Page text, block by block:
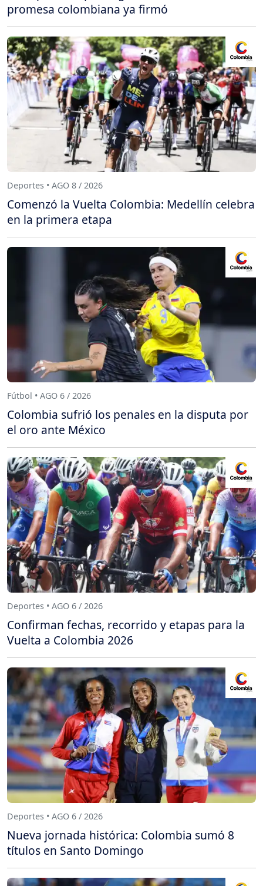
promesa colombiana ya firmó
Deportes • AGO 8 / 2026
Comenzó la Vuelta Colombia: Medellín celebra
en la primera etapa
Fútbol • AGO 6 / 2026
Colombia sufrió los penales en la disputa por
el oro ante México
Deportes • AGO 6 / 2026
Confirman fechas, recorrido y etapas para la
Vuelta a Colombia 2026
Deportes • AGO 6 / 2026
Nueva jornada histórica: Colombia sumó 8
títulos en Santo Domingo